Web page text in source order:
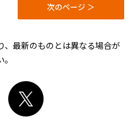
次のページ ＞
、最新のものとは異なる場合が